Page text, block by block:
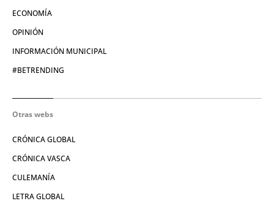
ECONOMÍA
OPINIÓN
INFORMACIÓN MUNICIPAL
#BETRENDING
Otras webs
CRÓNICA GLOBAL
CRÓNICA VASCA
CULEMANÍA
LETRA GLOBAL